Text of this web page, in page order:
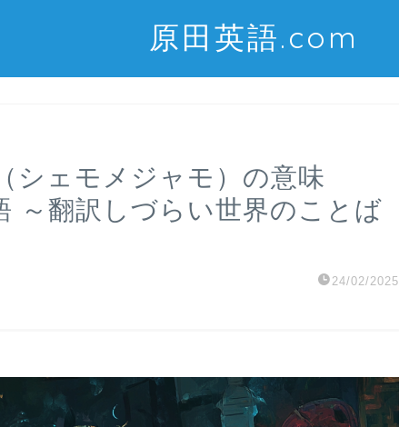
原田英語.com
シェモメジャモ）の意味
～翻訳しづらい世界のことば
24/02/2025